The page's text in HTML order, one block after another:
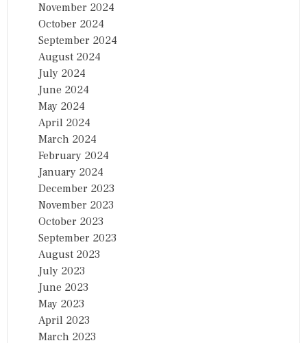
November 2024
October 2024
September 2024
August 2024
July 2024
June 2024
May 2024
April 2024
March 2024
February 2024
January 2024
December 2023
November 2023
October 2023
September 2023
August 2023
July 2023
June 2023
May 2023
April 2023
March 2023